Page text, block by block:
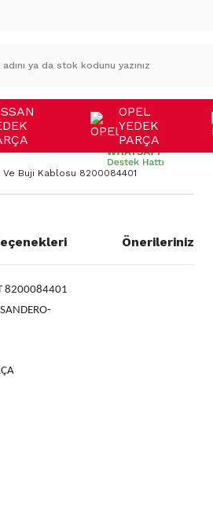
OPEL
YEDEK
PARÇA
Buji Kablosu 8200084401
Önerileriniz
8200084401